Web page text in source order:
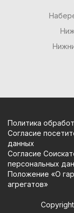
Политика
Согласие
данных
Согласие
персональных
Положение «О
агрегатов»